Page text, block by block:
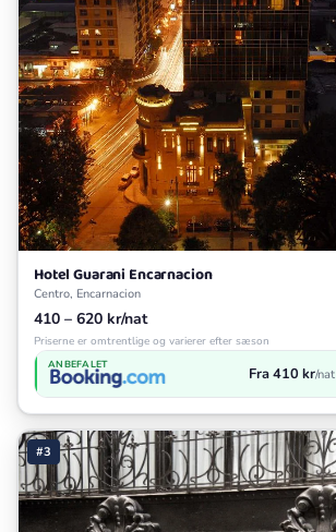
Hotel Guarani Encarnacion
Centro, Encarnacion
410 – 620 kr/nat
Priserne er omtrentlige og varierer efter sæson
ANBEFALET Fra 410 kr/nat
#3